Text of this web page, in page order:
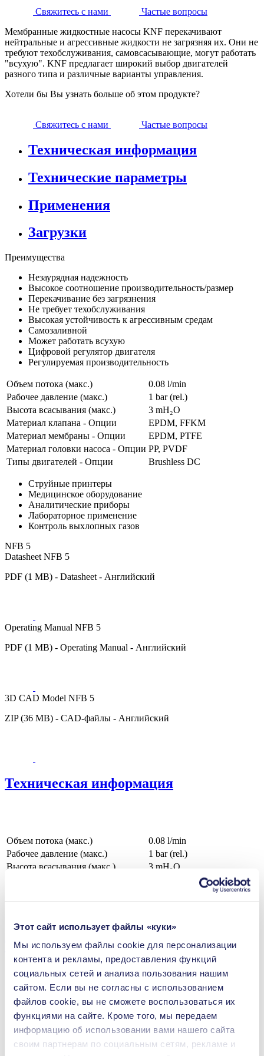
Этот сайт использует файлы «куки»
Мы используем файлы сookie для персонализации
контента и рекламы, предоставления функций
социальных сетей и анализа пользования нашим
сайтом. Если вы не согласны с использованием
файлов cookie, вы не сможете воспользоваться их
функциями на сайте. Кроме того, мы передаем
информацию об использовании вами нашего сайта
своим партнерам по социальным сетям, рекламе и
Свяжитесь с нами
Частые вопросы
Мембранные жидкостные насосы KNF перекачивают
нейтральные и агрессивные жидкости не загрязняя их. Они не
требуют техобслуживания, самовсасывающие, могут работать
"всухую". KNF предлагает широкий выбор двигателей
разного типа и различные варианты управления.
Хотели бы Вы узнать больше об этом продукте?
Свяжитесь с нами Частые вопросы
Техническая информация
Технические параметры
Применения
Загрузки
Преимущества
Незаурядная надежность
Высокое соотношение производительность/размер
Перекачивание без загрязнения
Не требует техобслуживания
Высокая устойчивость к агрессивным средам
Самозаливной
Может работать всухую
Цифровой регулятор двигателя
Регулируемая производительность
Объем потока (макс.)
0.08 l/min
Рабочее давление (макс.)
1 bar (rel.)
Высота всасывания (макс.)
3 mH₂O
Материал клапана - Опции
EPDM, FFKM
Материал мембраны - Опции
EPDM, PTFE
Материал головки насоса - Опции PP, PVDF
Типы двигателей - Опции
Brushless DC
Струйные принтеры
Медицинское оборудование
Аналитические приборы
Лабораторное применение
Контроль выхлопных газов
NFB 5
Datasheet NFB 5
PDF (1 MB) - Datasheet - Английский
Operating Manual NFB 5
PDF (1 MB) - Operating Manual - Английский
3D CAD Model NFB 5
ZIP (36 MB) - CAD-файлы - Английский
Техническая информация
Объем потока (макс.)
0.08 l/min
Рабочее давление (макс.)
1 bar (rel.)
Высота всасывания (макс.)
3 mH₂O
EPDM, FFKM
Материал головки насоса - Опции PP, PVDF
Технические параметры
Преимущества
Незаурядная надежность
Высокое соотношение производительность/размер
Перекачивание без загрязнения